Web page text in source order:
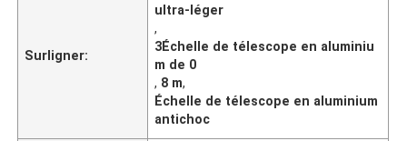
Surligner:
ultra-léger
,
3Échelle de télescope en aluminiu
m de 0
, 8 m,
Échelle de télescope en aluminium
antichoc